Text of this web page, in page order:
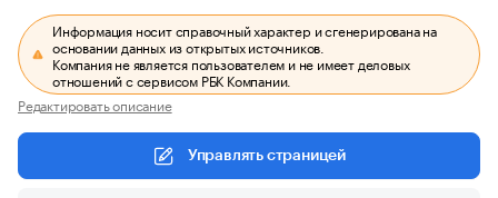
Информация носит справочный характер и сгенерирована на
основании данных из открытых источников.
Компания не является пользователем и не имеет деловых
отношений с сервисом РБК Компании.
Редактировать описание
Управлять страницей